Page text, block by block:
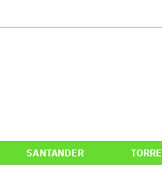
SANTANDER